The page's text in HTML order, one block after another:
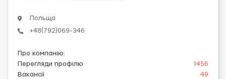
Польща
+48(792)069-346
Про компанію:
Перегляди профілю
1456
Вакансії
49